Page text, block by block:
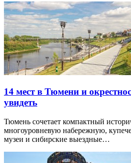
14 мест в Тюмени и
увидеть
Тюмень сочетает компактный
многоуровневую набережную,
музеи и сибирские выездные…